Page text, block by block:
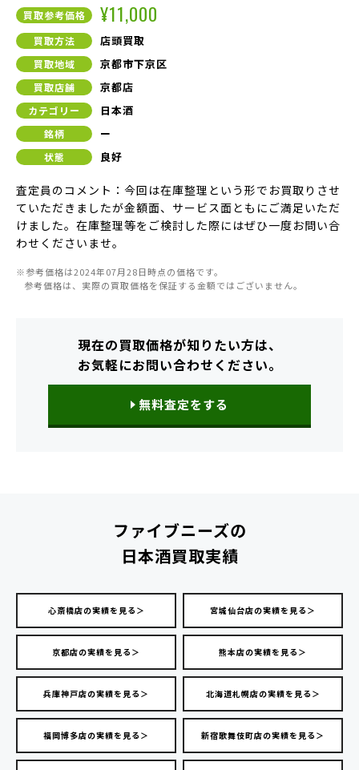
買取参考価格 ¥11,000
買取方法 店頭買取
買取地域 京都市下京区
買取店舗 京都店
カテゴリー 日本酒
銘柄 ー
状態 良好
査定員のコメント：今回は在庫整理という形でお買取りさせ
ていただきましたが金額面、サービス面ともにご満足いただ
けました。在庫整理等をご検討した際にはぜひ一度お問い合
わせくださいませ。
※参考価格は2024年07月28日時点の価格です。
参考価格は、実際の買取価格を保証する金額ではございません。
現在の買取価格が知りたい方は、
お気軽にお問い合わせください。
無料査定をする
ファイブニーズの
日本酒買取実績
心斎橋店の実績を見る＞ 宮城仙台店の実績を見る＞
京都店の実績を見る＞ 熊本店の実績を見る＞
兵庫神戸店の実績を見る＞ 北海道札幌店の実績を見る＞
福岡博多店の実績を見る＞ 新宿歌舞伎町店の実績を見る＞